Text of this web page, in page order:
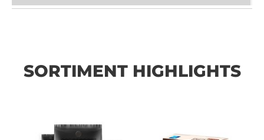
SORTIMENT HIGHLIGHTS